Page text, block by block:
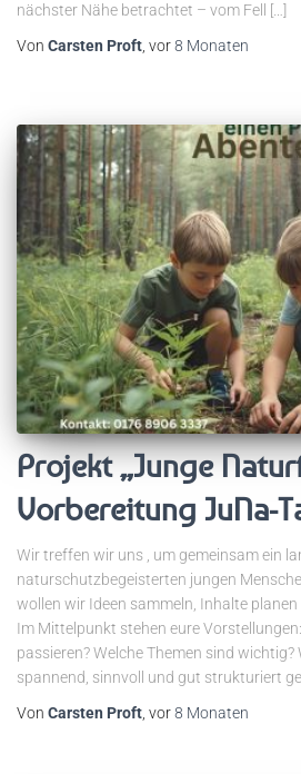
nächster Nähe betrachtet – vom Fell […]
Von Carsten Proft , vor8 Monaten
Projekt „Junge
Vorbereitung JuNa-
Wir treffen wir uns , um gemeinsam ein
naturschutzbegeisterten jungen
wollen wir Ideen sammeln, Inhalte
Im Mittelpunkt stehen eure
passieren? Welche Themen sind wichtig?
spannend, sinnvoll und gut strukturiert
Von Carsten Proft , vor8 Monaten